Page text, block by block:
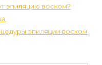
эпиляцию воском?
эпиляции воском